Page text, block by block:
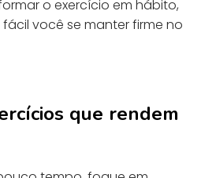
o exercício em hábito,
você se manter firme no
que rendem